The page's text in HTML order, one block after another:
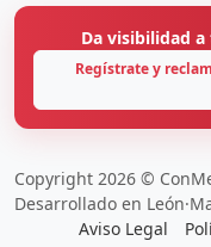
Da visibilidad
Regístrate y
Copyright 2026 ©
Desarrollado en
Aviso Legal